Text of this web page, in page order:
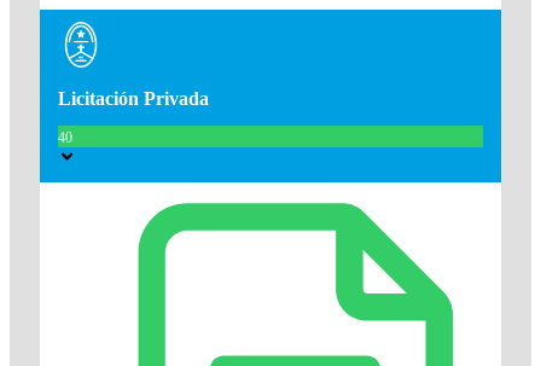
Licitación Privada
40